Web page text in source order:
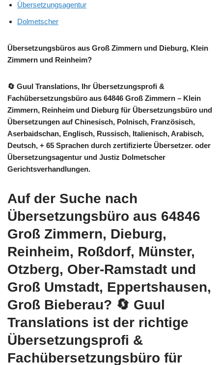
Übersetzungsagentur
Dolmetscher
Übersetzungsbüros aus Groß Zimmern und Dieburg, Klein
Zimmern und Reinheim?
🔄 Guul Translations, Ihr Übersetzungsprofi &
Fachübersetzungsbüro aus 64846 Groß Zimmern – Klein
Zimmern, Reinheim und Dieburg für Übersetzungsbüro und
Übersetzungen auf Chinesisch, Polnisch, Französisch,
Aserbaidschan, Englisch, Russisch, Italienisch, Arabisch,
Deutsch, + 65 Sprachen durch zertifizierte Übersetzer. oder
Übersetzungsagentur und Justiz Dolmetscher
Gerichtsverhandlungen.
Auf der Suche nach
Übersetzungsbüro aus 64846
Groß Zimmern, Dieburg,
Reinheim, Roßdorf, Münster,
Otzberg, Ober-Ramstadt und
Groß Umstadt, Eppertshausen,
Groß Bieberau? 🔄 Guul
Translations ist der richtige
Übersetzungsprofi &
Fachübersetzungsbüro für